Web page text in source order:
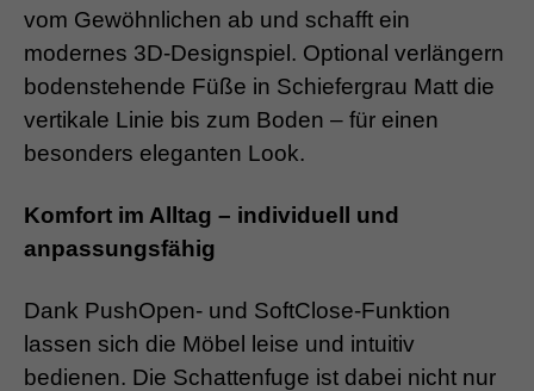
vom Gewöhnlichen ab und schafft ein
modernes 3D-Designspiel. Optional verlängern
bodenstehende Füße in Schiefergrau Matt die
vertikale Linie bis zum Boden – für einen
besonders eleganten Look.
Komfort im Alltag – individuell und
anpassungsfähig
Dank PushOpen- und SoftClose-Funktion
lassen sich die Möbel leise und intuitiv
bedienen. Die Schattenfuge ist dabei nicht nur